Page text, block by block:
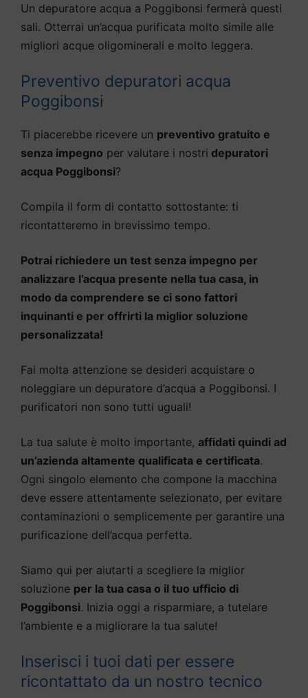
Un depuratore acqua a Poggibonsi fermerà questi
sali. Otterrai un’acqua purificata molto simile alle
migliori acque oligominerali e molto leggera.
Preventivo depuratori acqua
Poggibonsi
Ti piacerebbe ricevere un preventivo gratuito e
senza impegno per valutare i nostri depuratori
acqua Poggibonsi?
Compila il form di contatto sottostante: ti
ricontatteremo in brevissimo tempo.
Potrai richiedere un test senza impegno per
analizzare l’acqua presente nella tua casa, in
modo da comprendere se ci sono fattori
inquinanti e per offrirti la miglior soluzione
personalizzata!
Fai molta attenzione se desideri acquistare o
noleggiare un depuratore d’acqua a Poggibonsi. I
purificatori non sono tutti uguali!
La tua salute è molto importante, affidati quindi ad
un’azienda altamente qualificata e certificata.
Ogni singolo elemento che compone la macchina
deve essere attentamente selezionato, per evitare
contaminazioni o semplicemente per garantire una
purificazione dell’acqua perfetta.
Siamo qui per aiutarti a scegliere la miglior
soluzione per la tua casa o il tuo ufficio di
Poggibonsi. Inizia oggi a risparmiare, a tutelare
l’ambiente e a migliorare la tua salute!
Inserisci i tuoi dati per essere
ricontattato da un nostro tecnico